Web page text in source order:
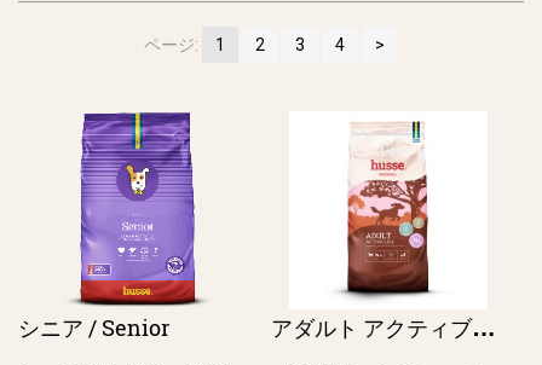
ページ: 1 2 3 4
シニア / Senior ア
ダルト アクティブライフ / Adult Active Life（旧オプティマル）